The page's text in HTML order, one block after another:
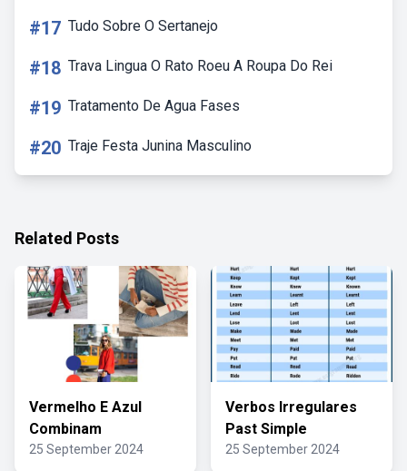
#17 Tudo Sobre O Sertanejo
#18 Trava Lingua O Rato Roeu A Roupa Do Rei
#19 Tratamento De Agua Fases
#20 Traje Festa Junina Masculino
Related Posts
Vermelho E Azul
Combinam
25 September 2024
Verbos Irregulares
Past Simple
25 September 2024